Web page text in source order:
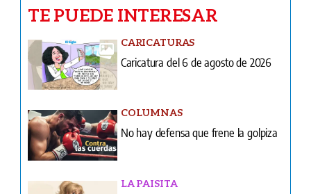
TE PUEDE INTERESAR
CARICATURAS
Caricatura del 6 de agosto de 2026
COLUMNAS
No hay defensa que frene la golpiza
LA PAISITA